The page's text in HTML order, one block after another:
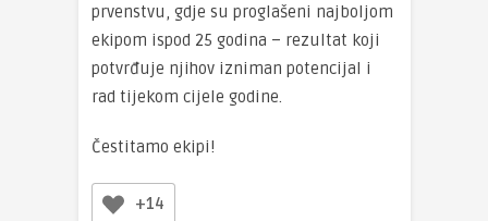
prvenstvu, gdje su proglašeni najboljom
ekipom ispod 25 godina – rezultat koji
potvrđuje njihov izniman potencijal i
rad tijekom cijele godine.
Čestitamo ekipi!
+14